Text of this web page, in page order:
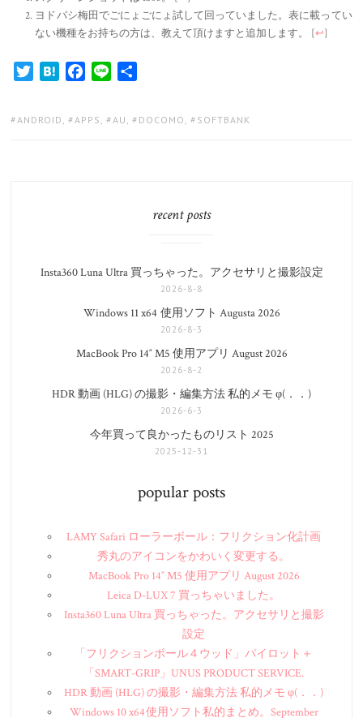
ヨドバシ梅田でごにょごにょ試して回っていました。表に載ってい
ない機種をお持ちの方は、教えて頂けますと追加します。
[↩]
TwitterHatenaFacebook
Line
TAGS:
ANDROID , APPS , AU , DOCOMO , SOFTBANK
recent posts
Insta360 Luna Ultra 買っちゃった。アクセサリと撮影設定
2026-8-8
Windows 11 x64 使用ソフト Augusta 2026
2026-8-3
MacBook Pro 14″ M5 使用アプリ August 2026
2026-8-2
HDR 動画 (HLG) の撮影・編集方法 私的メモ φ(．．)
2026-6-3
今年買って良かったものリスト 2025
2025-12-31
popular posts
LAMY Safari ローラーボール：フリクション化計画
秀丸のアイコンをかわいく変更する。
MacBook Pro 14″ M5 使用アプリ August 2026
Leica D-LUX 7 買っちゃいました。
Insta360 Luna Ultra 買っちゃった。アクセサリと撮影
設定
「フリクションボール４ウッド」パイロット＋
「SMART-GRIP」UNUS PRODUCT SERVICE.
HDR 動画 (HLG) の撮影・編集方法 私的メモ φ(．．)
Windows 10 x64 使用ソフト私的まとめ。September